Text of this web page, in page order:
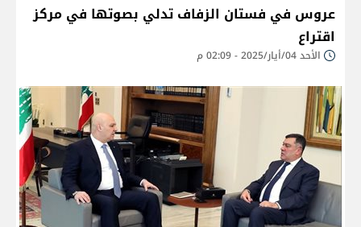
عروس في فستان الزفاف تدلي بصوتها في مركز
اقتراع
الأحد 04/أيار/2025 - 02:09 م